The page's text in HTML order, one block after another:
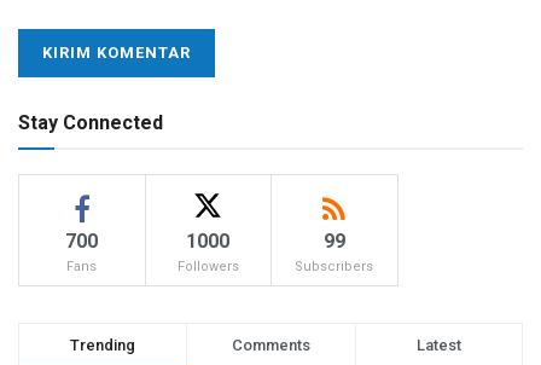
Stay Connected
700
Fans
1000
Followers
99
Subscribers
Trending Comments Latest